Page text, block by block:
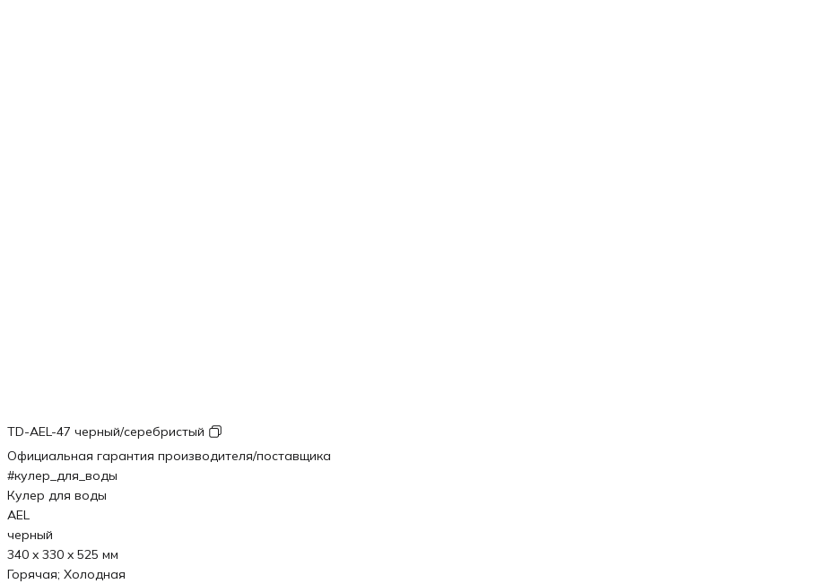
TD-AEL-47 черный/серебристый
Официальная гарантия производителя/поставщика
#кулер_для_воды
Кулер для воды
AEL
черный
340 x 330 x 525 мм
Горячая; Холодная